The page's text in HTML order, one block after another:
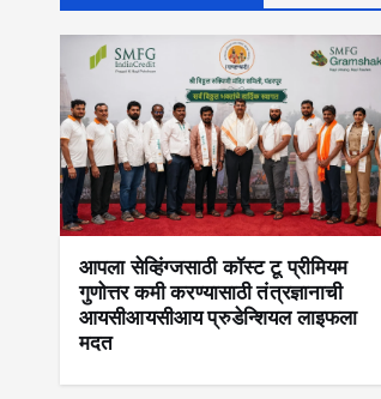
आपला सेव्हिंग्जसाठी कॉस्ट टू प्रीमियम
गुणोत्तर कमी करण्यासाठी तंत्रज्ञानाची
आयसीआयसीआय प्रुडेन्शियल लाइफला
मदत